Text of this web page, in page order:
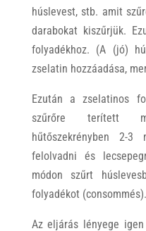
húslevest, stb. amit
darabokat kiszűrjük.
folyadékhoz. (A (jó)
zselatin hozzáadása,
Ezután a zselatinos
szűrőre terített
hűtőszekrényben 2-
felolvadni és
módon szűrt
folyadékot (consommés).
Az eljárás lényege